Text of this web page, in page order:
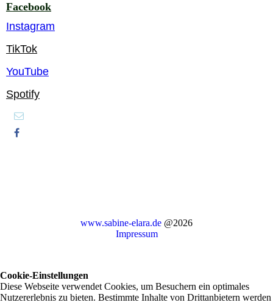
Facebook
Instagram
TikTok
YouTube
Spotify
www.sabine-elara.de @2026
Impressum
Cookie-Einstellungen
Diese Webseite verwendet Cookies, um Besuchern ein optimales
Nutzererlebnis zu bieten. Bestimmte Inhalte von Drittanbietern werden